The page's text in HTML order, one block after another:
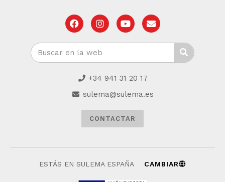
+34 941 31 20 17
sulema@sulema.es
CONTACTAR
ESTÁS EN SULEMA ESPAÑA CAMBIAR